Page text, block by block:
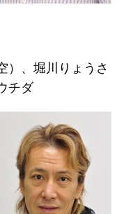
）、堀川りょうさ
チダ